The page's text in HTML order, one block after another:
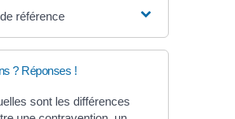
référence
? Réponses !
sont les différences